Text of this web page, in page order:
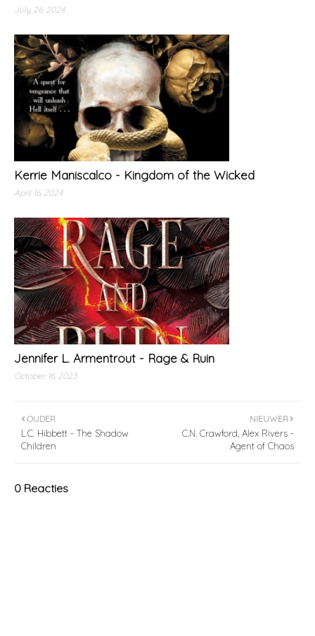
July 26, 2024
Kerrie Maniscalco - Kingdom of the Wicked
April 16, 2024
Jennifer L. Armentrout - Rage & Ruin
October 16, 2023
NIEUWER
C.N. Crawford, Alex Rivers -
Agent of Chaos
OUDER
L.C. Hibbett - The Shadow
Children
0 Reacties